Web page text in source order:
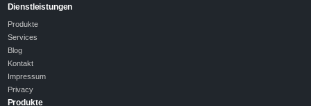
Dienstleistungen
Produkte
Services
Blog
Kontakt
Impressum
Privacy
Produkte